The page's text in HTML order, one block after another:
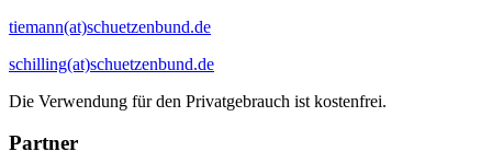
tiemann(at)schuetzenbund.de
schilling(at)schuetzenbund.de
Die Verwendung für den Privatgebrauch ist kostenfrei.
Partner